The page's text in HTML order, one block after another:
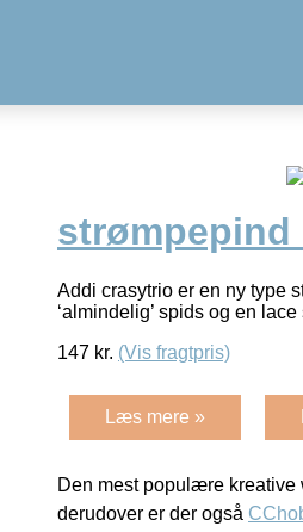
strømpepind
Addi crasytrio er en ny type
‘almindelig’ spids og en
147 kr. (Vis fragtpris)
Læs mere »
Den mest populære
derudover er der også